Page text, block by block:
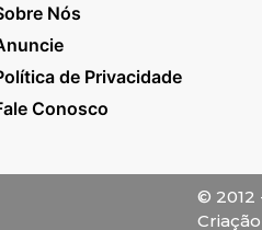
Nós
de Privacidade
Conosco
© 2012